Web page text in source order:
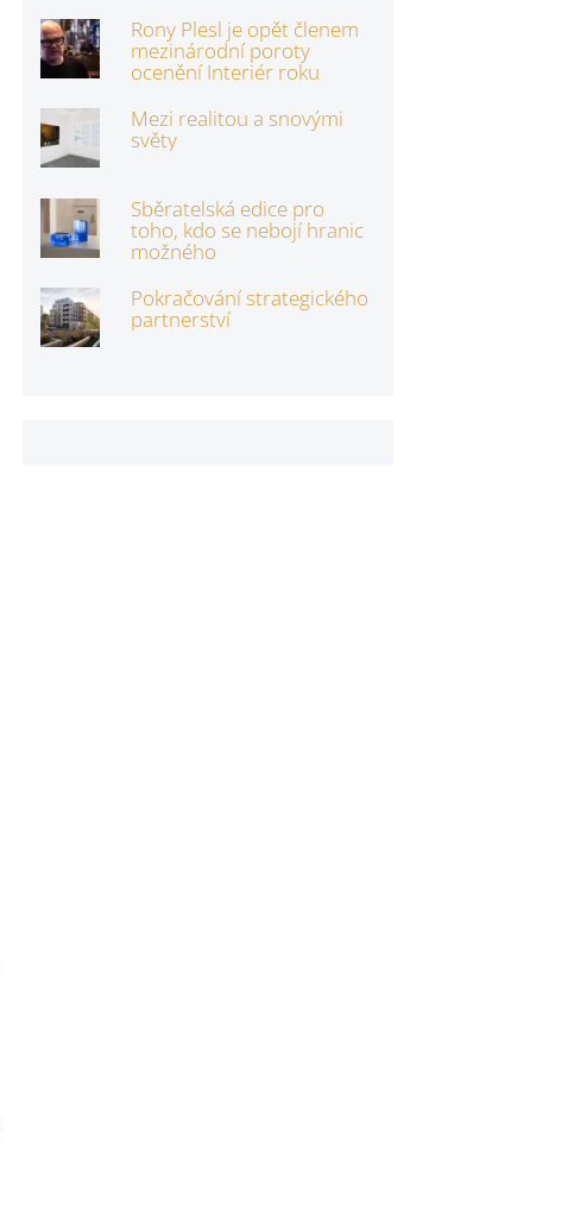
Rony Plesl je opět členem
mezinárodní poroty
ocenění Interiér roku
Mezi realitou a snovými
světy
Sběratelská edice pro
toho, kdo se nebojí hranic
možného
Pokračování strategického
partnerství